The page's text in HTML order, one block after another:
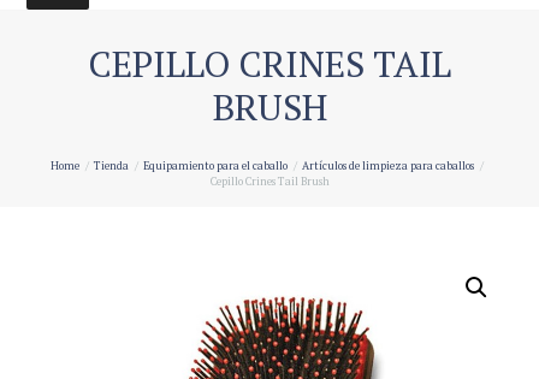
CEPILLO CRINES TAIL
BRUSH
Home Tienda Equipamiento para el caballo
Artículos de limpieza para caballos
Cepillo Crines Tail Brush